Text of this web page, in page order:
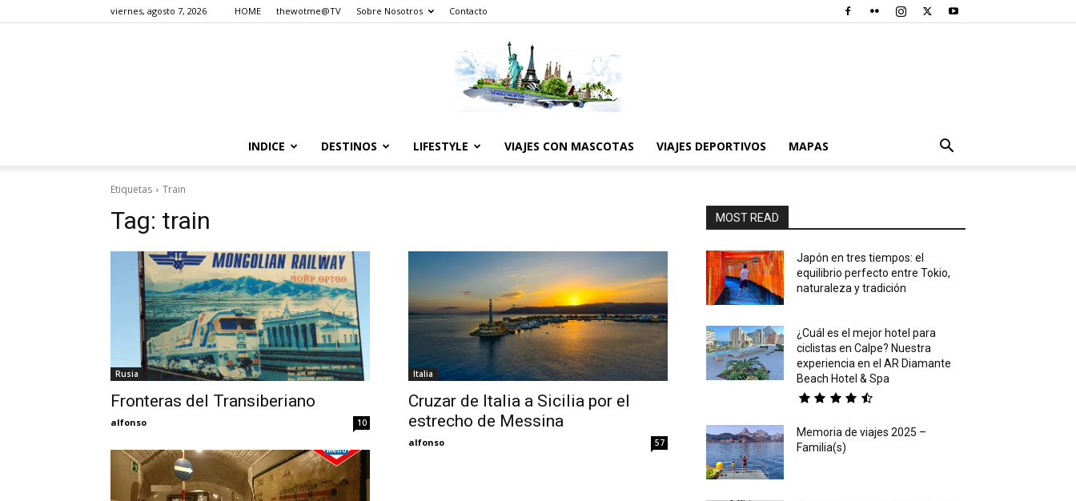
viernes, agosto 7, 2026 HOME thewotme@TV Sobre Nosotros Contacto
World
Thru
INDICE DESTINOS LIFESTYLE VIAJES CON MASCOTAS VIAJES DEPORTIVOS MAPAS
Etiquetas Train
Tag: train
Rusia
Fronteras del Transiberiano
alfonso 10
Italia
Cruzar de Italia a Sicilia por el
estrecho de Messina
alfonso 57
MOST READ
Japón en tres tiempos: el
equilibrio perfecto entre Tokio,
naturaleza y tradición
¿Cuál es el mejor hotel para
ciclistas en Calpe? Nuestra
experiencia en el AR Diamante
Beach Hotel & Spa
Memoria de viajes 2025 –
Familia(s)